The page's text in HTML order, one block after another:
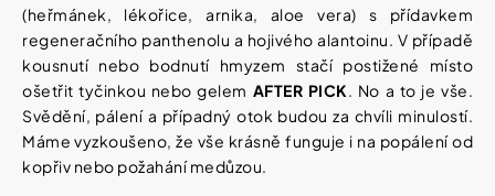
(heřmánek, lékořice, arnika, aloe vera) s přídavkem
regeneračního panthenolu a hojivého alantoinu. V případě
kousnutí nebo bodnutí hmyzem stačí postižené místo
ošetřit tyčinkou nebo gelem AFTER PICK. No a to je vše.
Svědění, pálení a případný otok budou za chvíli minulostí.
Máme vyzkoušeno, že vše krásně funguje i na popálení od
kopřiv nebo požahání medůzou.